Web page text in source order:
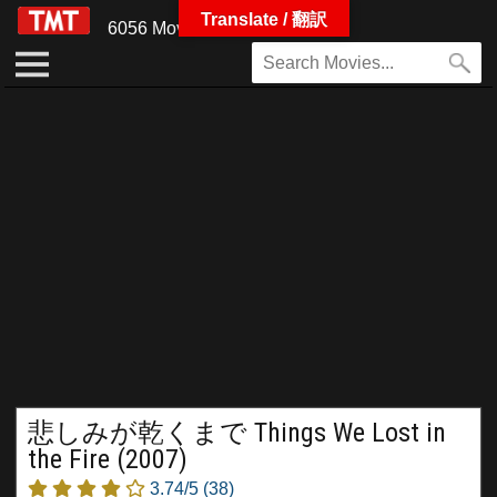
6056 Movies
悲しみが乾くまで Things We Lost in
the Fire (2007)
3.74/5 (38)
Translate / 翻訳